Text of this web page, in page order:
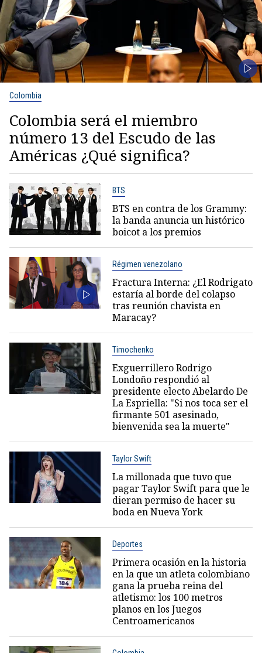
Colombia
Colombia será el miembro
número 13 del Escudo de las
Américas ¿Qué significa?
BTS
BTS en contra de los Grammy:
la banda anuncia un histórico
boicot a los premios
Régimen venezolano
Fractura Interna: ¿El Rodrigato
estaría al borde del colapso
tras reunión chavista en
Maracay?
Timochenko
Exguerrillero Rodrigo
Londoño respondió al
presidente electo Abelardo De
La Espriella: "Si nos toca ser el
firmante 501 asesinado,
bienvenida sea la muerte"
Taylor Swift
La millonada que tuvo que
pagar Taylor Swift para que le
dieran permiso de hacer su
boda en Nueva York
Deportes
Primera ocasión en la historia
en la que un atleta colombiano
gana la prueba reina del
atletismo: los 100 metros
planos en los Juegos
Centroamericanos